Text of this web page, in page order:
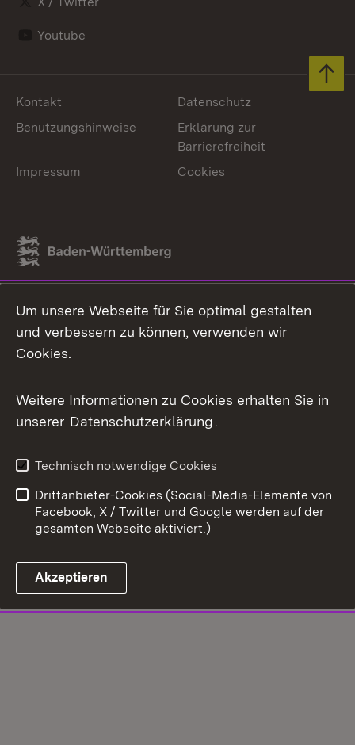
Youtube
Link zum Landesportal
Kontakt
Datenschutz
Benutzungshinweise
Erklärung zur
Barrierefreiheit
Impressum
Cookies
Um unsere Webseite für Sie optimal gestalten
und verbessern zu können, verwenden wir
Cookies.
Weitere Informationen zu Cookies erhalten Sie in
unserer Datenschutzerklärung.
Technisch notwendige Cookies
Drittanbieter-Cookies (Social-Media-Elemente von
Facebook, X / Twitter und Google werden auf der
gesamten Webseite aktiviert.)
Akzeptieren